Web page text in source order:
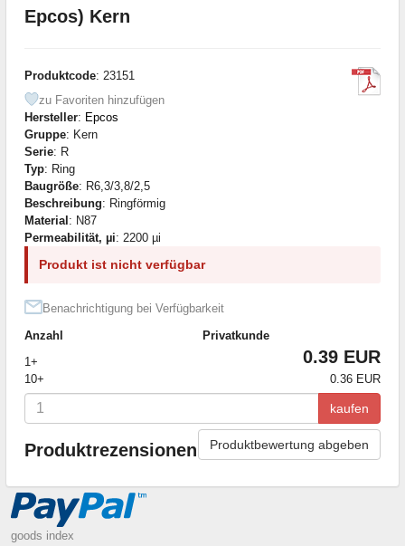
Epcos) Kern
Produktcode: 23151
zu Favoriten hinzufügen
Hersteller: Epcos
Gruppe: Kern
Serie: R
Typ: Ring
Baugröße: R6,3/3,8/2,5
Beschreibung: Ringförmig
Material: N87
Permeabilität, µi: 2200 µi
Produkt ist nicht verfügbar
Benachrichtigung bei Verfügbarkeit
Anzahl
Privatkunde
1+
0.39 EUR
10+ 0.36 EUR
kaufen
Produktrezensionen Produktbewertung abgeben
goods index